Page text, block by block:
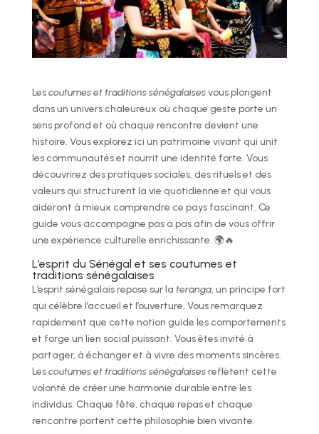
Lescoutumes et traditions sénégalaisesvous plongent
dans un univers chaleureux où chaque geste porte un
sens profond et où chaque rencontre devient une
histoire. Vous explorez ici un patrimoine vivant qui unit
les communautés et nourrit une identité forte. Vous
découvrirez des pratiques sociales, des rituels et des
valeurs qui structurent la vie quotidienne et qui vous
aideront à mieux comprendre ce pays fascinant. Ce
guide vous accompagne pas à pas afin de vous offrir
une expérience culturelle enrichissante. 🌍🔥
L’esprit du Sénégal et ses coutumes et
traditions sénégalaises
L’esprit sénégalais repose sur la teranga, un principe fort
qui célèbre l’accueil et l’ouverture. Vous remarquez
rapidement que cette notion guide les comportements
et forge un lien social puissant. Vous êtes invité à
partager, à échanger et à vivre des moments sincères.
Lescoutumes et traditions sénégalaisesreflètent cette
volonté de créer une harmonie durable entre les
individus. Chaque fête, chaque repas et chaque
rencontre portent cette philosophie bien vivante.